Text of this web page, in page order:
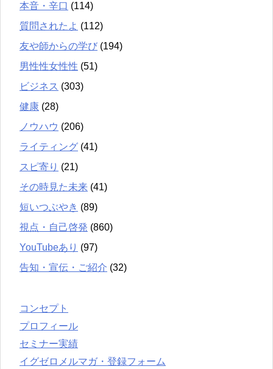
本音・辛口 (114)
質問されたよ (112)
友や師からの学び (194)
男性性女性性 (51)
ビジネス (303)
健康 (28)
ノウハウ (206)
ライティング (41)
スピ寄り (21)
その時見た未来 (41)
短いつぶやき (89)
視点・自己啓発 (860)
YouTubeあり (97)
告知・宣伝・ご紹介 (32)
コンセプト
プロフィール
セミナー実績
イグゼロメルマガ・登録フォーム